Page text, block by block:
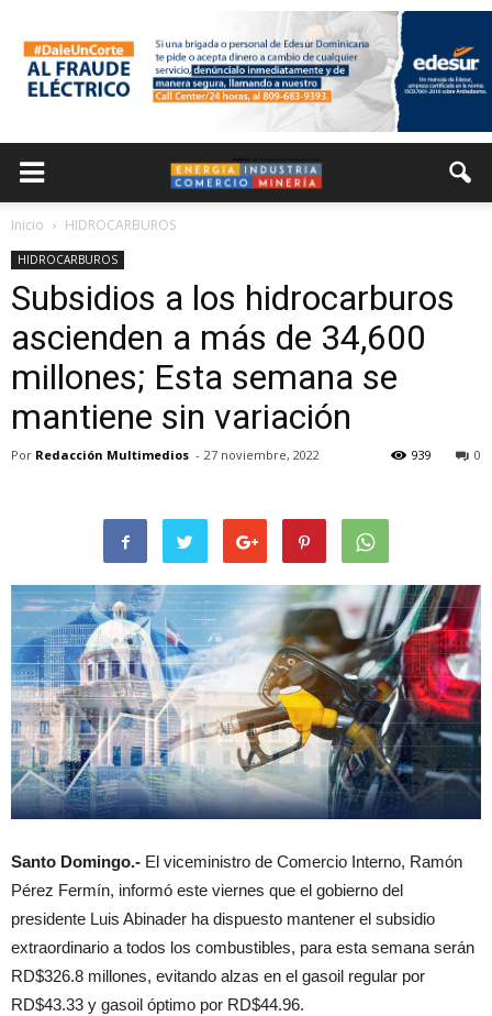
Inicio HIDROCARBUROS
HIDROCARBUROS
Subsidios a los hidrocarburos
ascienden a más de 34,600
millones; Esta semana se
mantiene sin variación
Por Redacción Multimedios - 27 noviembre, 2022 0
939
Santo Domingo.- El viceministro de Comercio Interno, Ramón
Pérez Fermín, informó este viernes que el gobierno del
presidente Luis Abinader ha dispuesto mantener el subsidio
extraordinario a todos los combustibles, para esta semana serán
RD$326.8 millones, evitando alzas en el gasoil regular por
RD$43.33 y gasoil óptimo por RD$44.96.